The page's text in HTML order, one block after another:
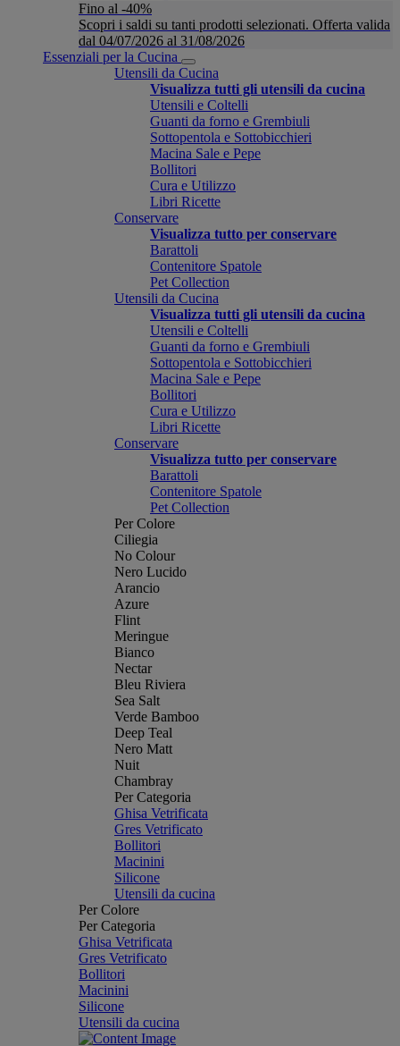
Fino al -40%
Scopri i saldi su tanti prodotti selezionati. Offerta valida
dal 04/07/2026 al 31/08/2026
Essenziali per la Cucina
Utensili da Cucina
Visualizza tutti gli utensili da cucina
Utensili e Coltelli
Guanti da forno e Grembiuli
Sottopentola e Sottobicchieri
Macina Sale e Pepe
Bollitori
Cura e Utilizzo
Libri Ricette
Conservare
Visualizza tutto per conservare
Barattoli
Contenitore Spatole
Pet Collection
Utensili da Cucina
Visualizza tutti gli utensili da cucina
Utensili e Coltelli
Guanti da forno e Grembiuli
Sottopentola e Sottobicchieri
Macina Sale e Pepe
Bollitori
Cura e Utilizzo
Libri Ricette
Conservare
Visualizza tutto per conservare
Barattoli
Contenitore Spatole
Pet Collection
Per Colore
Ciliegia
No Colour
Nero Lucido
Arancio
Azure
Flint
Meringue
Bianco
Nectar
Bleu Riviera
Sea Salt
Verde Bamboo
Deep Teal
Nero Matt
Nuit
Chambray
Per Categoria
Ghisa Vetrificata
Gres Vetrificato
Bollitori
Macinini
Silicone
Utensili da cucina
Per Colore
Per Categoria
Ghisa Vetrificata
Gres Vetrificato
Bollitori
Macinini
Silicone
Utensili da cucina